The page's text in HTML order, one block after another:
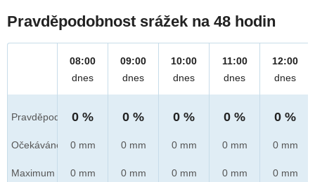
Pravděpodobnost srážek na 48 hodin
Pravděpod.
Očekáváno
Maximum
08:00
dnes
0 %
0 mm
0 mm
09:00
dnes
0 %
0 mm
0 mm
10:00
dnes
0 %
0 mm
0 mm
11:00
dnes
0 %
0 mm
0 mm
12:00
dnes
0 %
0 mm
0 mm